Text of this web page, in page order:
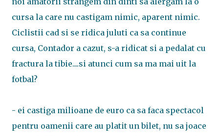
cursa la care nu castigam nimic, aparent nimic.
Ciclistii cad si se ridica juluti ca sa continue
cursa, Contador a cazut, s-a ridicat si a pedalat cu
fractura la tibie....si atunci cum sa ma mai uit la
fotbal?
- ei castiga milioane de euro ca sa faca spectacol
pentru oamenii care au platit un bilet, nu sa joace